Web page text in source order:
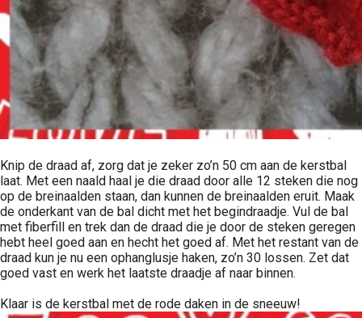
Knip de draad af, zorg dat je zeker zo’n 50 cm aan de kerstbal
laat. Met een naald haal je die draad door alle 12 steken die nog
op de breinaalden staan, dan kunnen de breinaalden eruit. Maak
de onderkant van de bal dicht met het begindraadje. Vul de bal
met fiberfill en trek dan de draad die je door de steken geregen
hebt heel goed aan en hecht het goed af. Met het restant van de
draad kun je nu een ophanglusje haken, zo’n 30 lossen. Zet dat
goed vast en werk het laatste draadje af naar binnen.
Klaar is de kerstbal met de rode daken in de sneeuw!